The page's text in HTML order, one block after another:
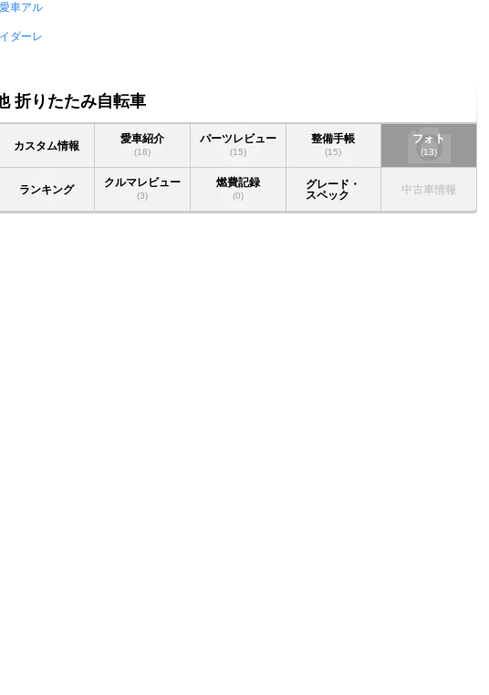
車アル
ダーレ
折りたたみ自転車
カスタム情報
愛車紹介
(18)
パーツレビュー
(15)
整備手帳
(15)
フォト
(13)
ランキング
クルマレビュー
(3)
燃費記録
(0)
グレード・
スペック
中古車情報